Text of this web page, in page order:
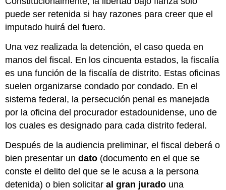
puede ser retenida si hay razones para creer que el
imputado huirá del fuero.
Una vez realizada la detención, el caso queda en
manos del fiscal. En los cincuenta estados, la fiscalía
es una función de la fiscalía de distrito. Estas oficinas
suelen organizarse condado por condado. En el
sistema federal, la persecución penal es manejada
por la oficina del procurador estadounidense, uno de
los cuales es designado para cada distrito federal.
Después de la audiencia preliminar, el fiscal deberá o
bien presentar undato (documento en el que se
conste el delito del que se le acusa a la persona
detenida) o bien solicitaral gran jurado una